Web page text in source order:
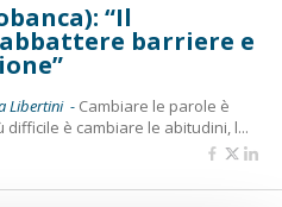
“Il
barriere e
Libertini - Cambiare le parole è
è cambiare le abitudini, l...